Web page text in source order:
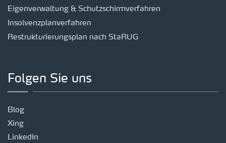
Eigenverwaltung & Schutzschirmverfahren
Insolvenzplanverfahren
Restrukturierungsplan nach StaRUG
Folgen Sie uns
Blog
Xing
LinkedIn